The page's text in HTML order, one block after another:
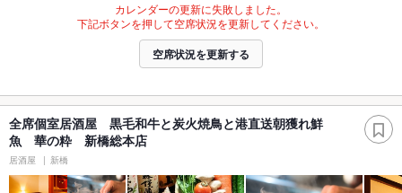
カレンダーの更新に失敗しました。
下記ボタンを押して空席状況を更新してください。
空席状況を更新する
全席個室居酒屋 黒毛和牛と炭火焼鳥と港直送朝獲れ鮮
魚 華の粋 新橋総本店
居酒屋 新橋